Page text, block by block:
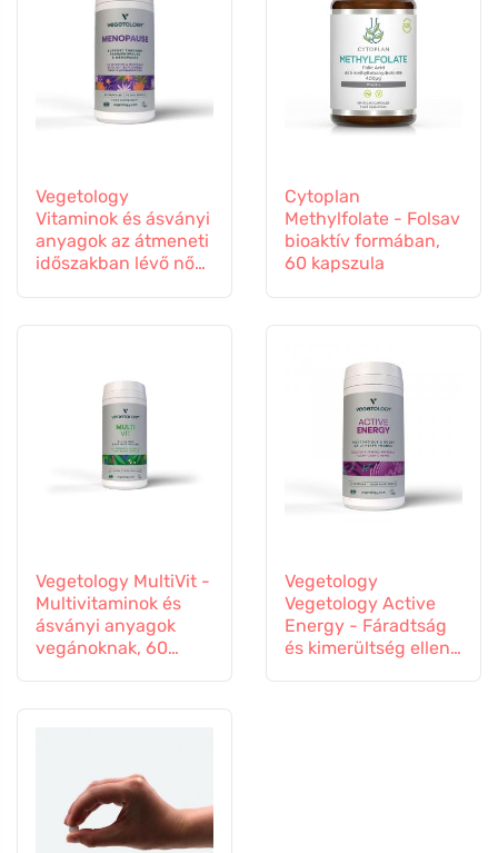
Vegetology
Vitaminok és ásványi
anyagok az átmeneti
időszakban lévő nők
Cytoplan
Methylfolate - Folsav
bioaktív formában,
60 kapszula
Vegetology MultiVit -
Multivitaminok és
ásványi anyagok
vegánoknak, 60
Vegetology
Vegetology Active
Energy - Fáradtság
és kimerültség ellen,